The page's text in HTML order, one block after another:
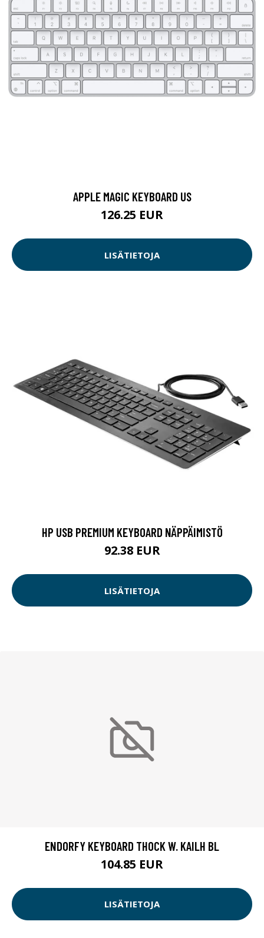
APPLE MAGIC KEYBOARD US
126.25 EUR
LISÄTIETOJA
HP USB PREMIUM KEYBOARD NÄPPÄIMISTÖ
92.38 EUR
LISÄTIETOJA
ENDORFY KEYBOARD THOCK W. KAILH BL
104.85 EUR
LISÄTIETOJA